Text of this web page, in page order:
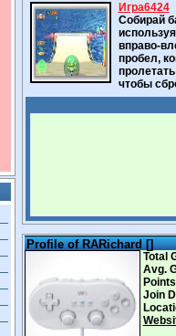
Игра6424
Собирай
вправо-
пробел,
чтобы
Profile of RARichard []
Total
Avg.
Join